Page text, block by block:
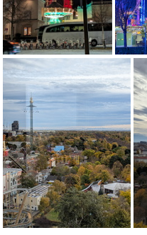
PXL 20251030 171159000